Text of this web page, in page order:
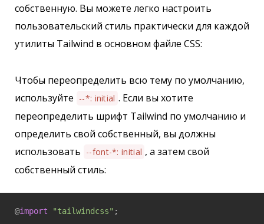
собственную. Вы можете легко настроить
пользовательский стиль практически для каждой
утилиты Tailwind в основном файле CSS:
Чтобы переопределить всю тему по умолчанию,
используйте --*: initial . Если вы хотите
переопределить шрифт Tailwind по умолчанию и
определить свой собственный, вы должны
использовать --font-*: initial , а затем свой
собственный стиль:
@import "tailwindcss" ;